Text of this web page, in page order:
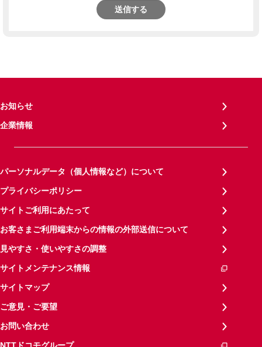
送信する
お知らせ
企業情報
パーソナルデータ（個人情報など）について
プライバシーポリシー
サイトご利用にあたって
お客さまご利用端末からの情報の外部送信について
見やすさ・使いやすさの調整
サイトメンテナンス情報
サイトマップ
ご意見・ご要望
お問い合わせ